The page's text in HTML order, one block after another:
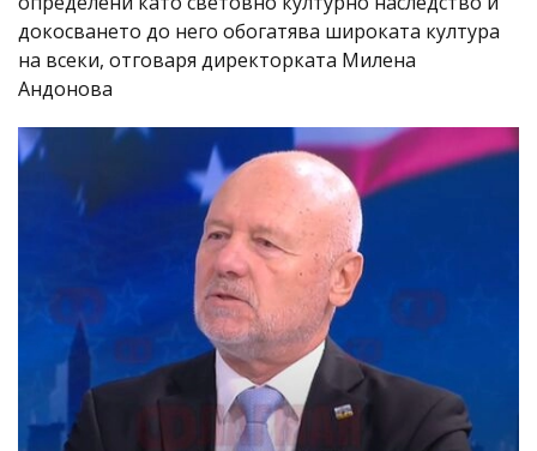
докосването до него обогатява широката култура
на всеки, отговаря директорката Милена
Андонова